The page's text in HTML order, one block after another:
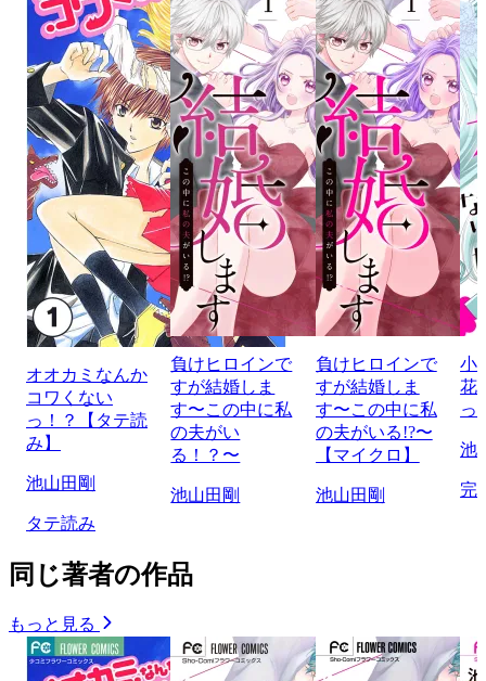
オオカミなんか
コワくない
っ！？【タテ読
み】
池山田剛
タテ読み
負けヒロインで
すが結婚しま
す〜この中に私
の夫がい
る！？〜
池山田剛
負けヒロインで
すが結婚しま
す〜この中に私
の夫がいる!?〜
【マイクロ】
池山田剛
小
花
っ
池
完
同じ著者の作品
もっと見る